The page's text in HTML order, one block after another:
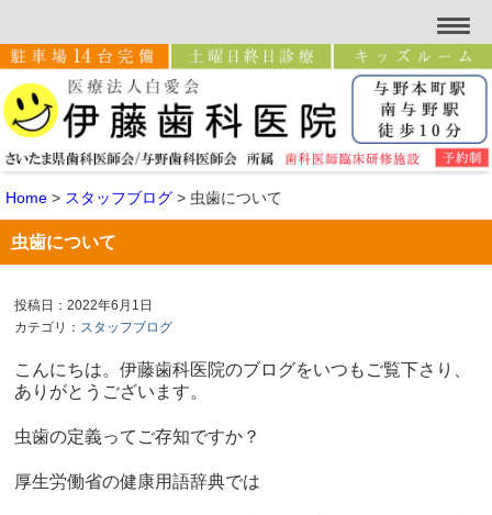
Home > スタッフブログ > 虫歯について
虫歯について
投稿日：2022年6月1日
カテゴリ： スタッフブログ
こんにちは。伊藤歯科医院のブログをいつもご覧下さり、
ありがとうございます。
虫歯の定義ってご存知ですか？
厚生労働省の健康用語辞典では